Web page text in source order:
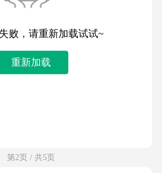
败，请重新加载试试~
重新加载
第2页 / 共5页